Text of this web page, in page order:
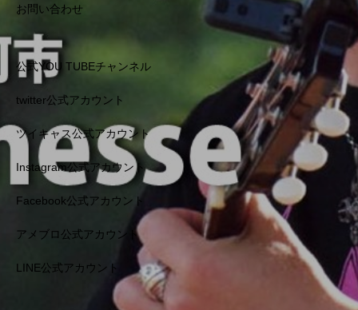
お問い合わせ
公式YOU TUBEチャンネル
twitter公式アカウント
ツイキャス公式アカウント
Instagram公式アカウント
Facebook公式アカウント
アメブロ公式アカウント
LINE公式アカウント